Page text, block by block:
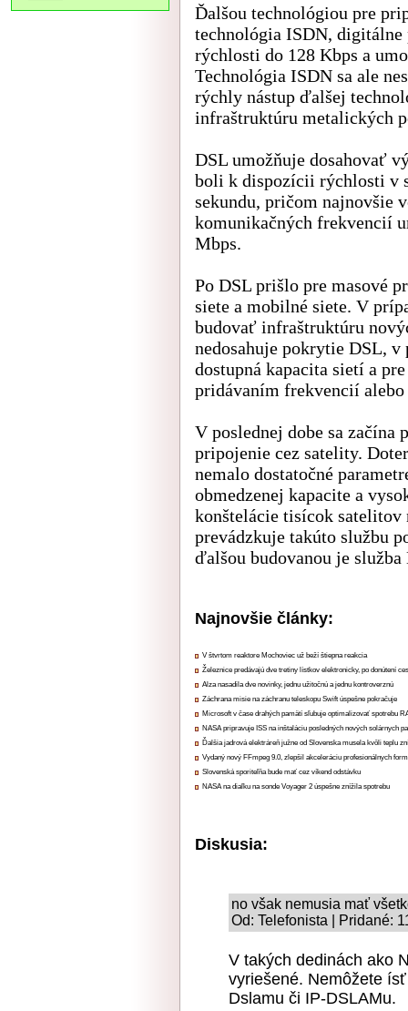
Ďalšou technológiou pre
technológia ISDN,
rýchlosti do 128 Kbps a
Technológia ISDN sa ale
rýchly nástup ďalšej
infraštruktúru metalických
DSL umožňuje dosahovať
boli k dispozícii rýchlosti v
sekundu, pričom najnovšie
komunikačných frekvencií
Mbps.
Po DSL prišlo pre masové
siete a mobilné siete. V
budovať infraštruktúru
nedosahuje pokrytie DSL, v
dostupná kapacita sietí a
pridávaním frekvencií
V poslednej dobe sa
pripojenie cez satelity.
nemalo dostatočné
obmedzenej kapacite a
konštelácie tisícok satelitov
prevádzkuje takúto službu
ďalšou budovanou je
Najnovšie články:
V štvrtom reaktore Mochoviec už beží štiepna reakcia
Železnice predávajú dve tretiny lístkov elektronicky, po donútení
Alza nasadila dve novinky, jednu užitočnú a jednu kontroverznú
Záchrana misie na záchranu teleskopu Swift úspešne pokračuje
Microsoft v čase drahých pamätí sľubuje optimalizovať spotrebu
NASA pripravuje ISS na inštaláciu posledných nových solárnych
Ďalšia jadrová elektráreň južne od Slovenska musela kvôli teplu
Vydaný nový FFmpeg 9.0, zlepšil akceleráciu profesionálnych
Slovenská sporiteľňa bude mať cez víkend odstávku
NASA na diaľku na sonde Voyager 2 úspešne znížila spotrebu
Diskusia:
no však nemusia mať
Od: Telefonista | Pridané:
V takých dedinách ako
vyriešené. Nemôžete
Dslamu či IP-DSLAMu.